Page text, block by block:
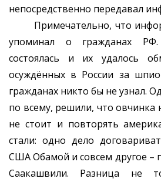
непосредственно передавал
Примечательно, что
упоминал о гражданах
состоялась и их удалось
осуждённых в России за
гражданах никто бы не узнал.
по всему, решили, что овчинка
не стоит и повторять
стали: одно дело
США Обамой и совсем другое –
Саакашвили. Разница не